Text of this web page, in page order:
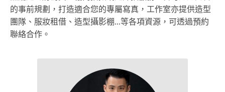
的事前規劃，打造適合您的專屬寫真，工作室亦提供造型
團隊、服妝租借、造型攝影棚...等各項資源，可透過預約
聯絡合作。